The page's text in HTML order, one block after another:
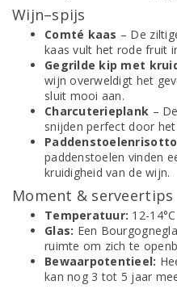
Wijn–spijs
Comté kaas – De
kaas vult het rode fruit
Gegrilde kip met
wijn overweldigt het
sluit mooi aan.
Charcuterieplank –
snijden perfect door
Paddenstoelenrisotto
paddenstoelen vinden
kruidigheid van de wijn.
Moment & serveertips
Temperatuur: 12-14°C
Glas: Een
ruimte om zich te
Bewaarpotentieel:
kan nog 3 tot 5 jaar